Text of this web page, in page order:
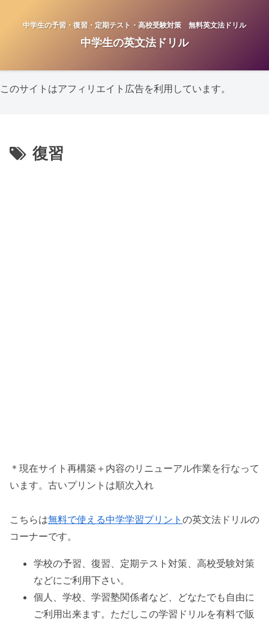
中学生の予習・復習・定期テスト・高校受験対策 無料英文法ドリル
中学生の英文法ドリル
このサイトはアフィリエイト広告を利用しています。
復習
＊現在サイト再構築＋内容のリニューアル作業を行なって
います。古いプリントは順次入れ
こちらは無料で使える中学学習プリント の英文法ドリルの
コーナーです。
学校の予習、復習、定期テスト対策、高校受験対策
などにご利用下さい。
個人、学校、学習塾関係者など、どなたでも自由に
ご利用出来ます。ただしこの学習ドリルを有料で販